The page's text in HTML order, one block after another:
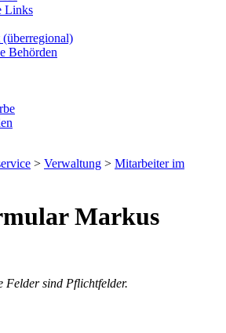
Links
(überregional)
Behörden
> Verwaltung > Mitarbeiter im
Markus
Felder sind Pflichtfelder.